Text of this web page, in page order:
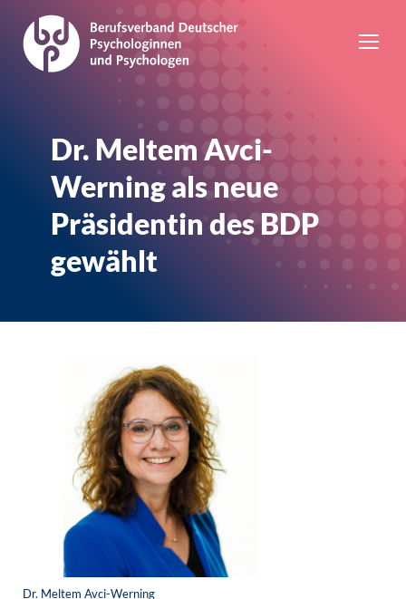
Dr. Meltem Avci-
Werning als neue
Präsidentin des BDP
gewählt
Dr. Meltem Avci-Werning